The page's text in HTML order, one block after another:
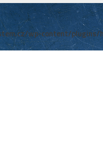
wp-content/plugins/